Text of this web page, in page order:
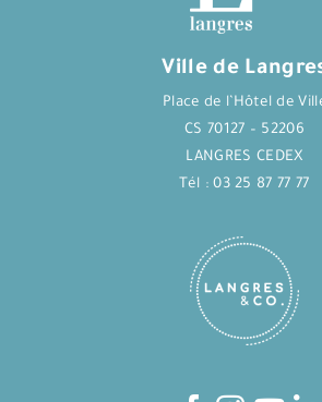
Ville de
Place de l’Hôtel de
CS 70127 – 52206
LANGRES CEDEX
Tél : 03 25 87 77 77